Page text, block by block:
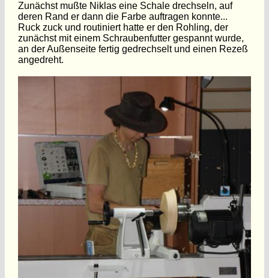
Zunächst mußte Niklas eine Schale drechseln, auf
deren Rand er dann die Farbe auftragen konnte...
Ruck zuck und routiniert hatte er den Rohling, der
zunächst mit einem Schraubenfutter gespannt wurde,
an der Außenseite fertig gedrechselt und einen Rezeß
angedreht.